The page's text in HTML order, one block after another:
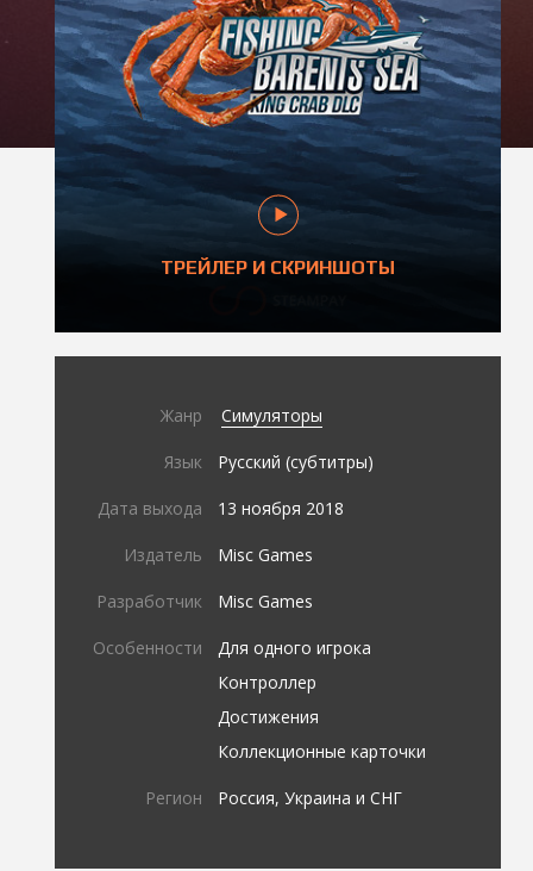
ТРЕЙЛЕР И СКРИНШОТЫ
Жанр Симуляторы
Язык Русский (субтитры)
Дата выхода 13 ноября 2018
Издатель Misc Games
Разработчик Misc Games
Особенности
Для одного игрока
Контроллер
Достижения
Коллекционные карточки
Регион Россия, Украина и СНГ